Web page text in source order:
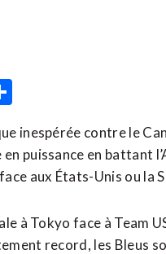
inespérée contre le
puissance en battant
aux États-Unis ou la
à Tokyo face à Team
record, les Bleus